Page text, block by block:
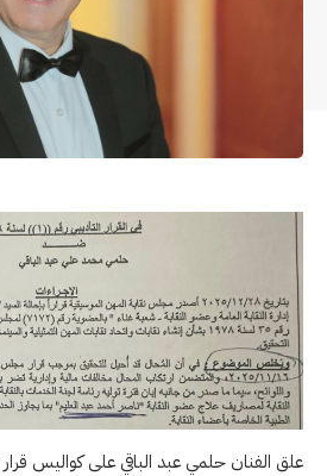
علق الفنان حلمي عبد الباقي على كواليس